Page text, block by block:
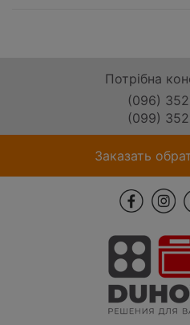
Потрібна
(096)
(099)
Заказать